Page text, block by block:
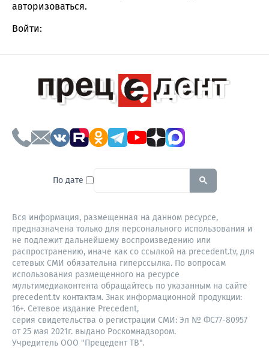
авторизоваться.
Войти:
По дате To search this site, enter a
Вся информация, размещенная на данном ресурсе,
предназначена только для персонального использования и
не подлежит дальнейшему воспроизведению или
распространению, иначе как со ссылкой на precedent.tv, для
сетевых СМИ обязательна гиперссылка. По вопросам
использования размещенного на ресурсе
мультимедиаконтента обращайтесь по указанным на сайте
precedent.tv контактам. Знак информационной продукции:
16+. Сетевое издание Precedent,
серия свидетельства о регистрации СМИ: Эл № ФС77-80957
от 25 мая 2021г. выдано Роскомнадзором.
Учредитель ООО "Прецедент ТВ".